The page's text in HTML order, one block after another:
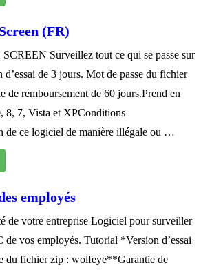
(FR)
Surveillez tout ce qui se passe sur
de 3 jours. Mot de passe du fichier
remboursement de 60 jours.Prend en
8, 7, Vista et XPConditions
de ce logiciel de manière illégale ou …
employés
de votre entreprise Logiciel pour surveiller
de vos employés. Tutorial *Version d’essai
du fichier zip : wolfeye**Garantie de